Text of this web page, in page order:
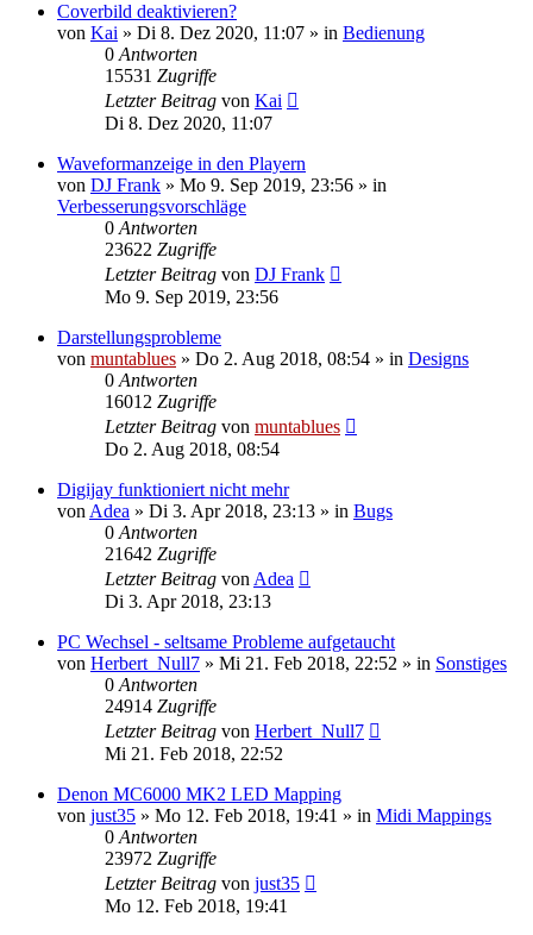
Coverbild deaktivieren?
von Kai » Di 8. Dez 2020, 11:07 » in Bedienung
0 Antworten
15531 Zugriffe
Letzter Beitrag von Kai
Di 8. Dez 2020, 11:07
Waveformanzeige in den Playern
von DJ Frank » Mo 9. Sep 2019, 23:56 » in
Verbesserungsvorschläge
0 Antworten
23622 Zugriffe
Letzter Beitrag von DJ Frank
Mo 9. Sep 2019, 23:56
Darstellungsprobleme
von muntablues » Do 2. Aug 2018, 08:54 » in Designs
0 Antworten
16012 Zugriffe
Letzter Beitrag von muntablues
Do 2. Aug 2018, 08:54
Digijay funktioniert nicht mehr
von Adea » Di 3. Apr 2018, 23:13 » in Bugs
0 Antworten
21642 Zugriffe
Letzter Beitrag von Adea
Di 3. Apr 2018, 23:13
PC Wechsel - seltsame Probleme aufgetaucht
von Herbert_Null7 » Mi 21. Feb 2018, 22:52 » in Sonstiges
0 Antworten
24914 Zugriffe
Letzter Beitrag von Herbert_Null7
Mi 21. Feb 2018, 22:52
Denon MC6000 MK2 LED Mapping
von just35 » Mo 12. Feb 2018, 19:41 » in Midi Mappings
0 Antworten
23972 Zugriffe
Letzter Beitrag von just35
Mo 12. Feb 2018, 19:41